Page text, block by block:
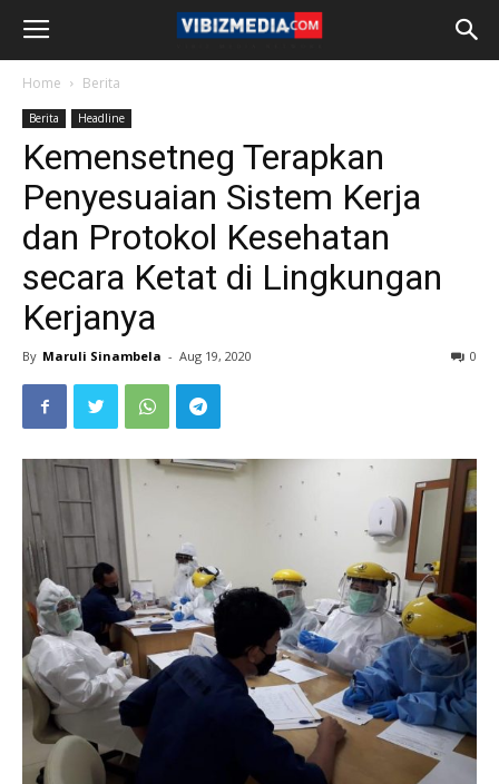
Home Berita
Berita Headline
Kemensetneg Terapkan
Penyesuaian Sistem Kerja
dan Protokol Kesehatan
secara Ketat di Lingkungan
Kerjanya
By Maruli Sinambela - Aug 19, 2020 0